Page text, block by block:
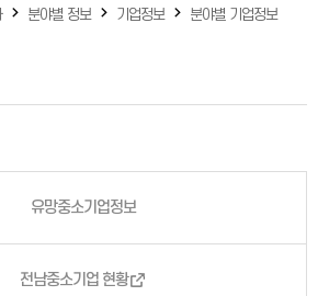
분야별 정보 기업정보 분야별 기업정보
유망중소기업정보
전남중소기업 현황